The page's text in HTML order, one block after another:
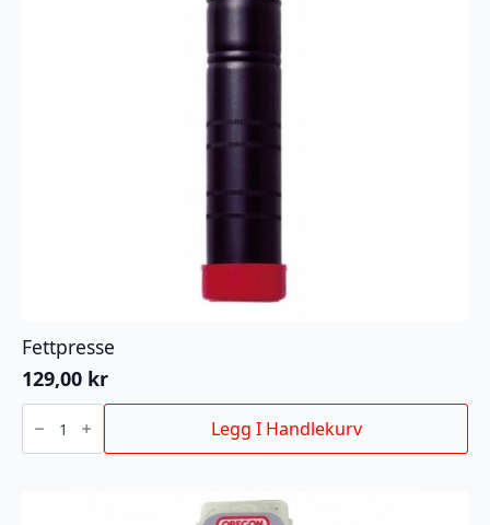
Fettpresse
129,00 kr
Fettpresse
antall Legg I Handlekurv